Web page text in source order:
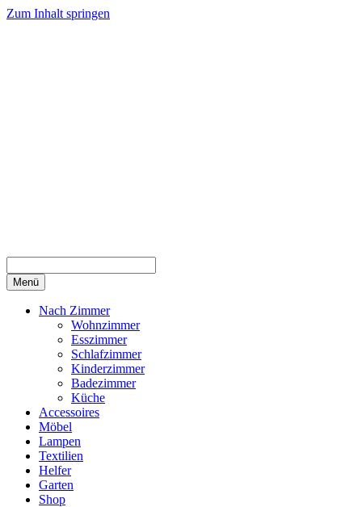
Zum Inhalt springen
Menü
Nach Zimmer
Wohnzimmer
Esszimmer
Schlafzimmer
Kinderzimmer
Badezimmer
Küche
Accessoires
Möbel
Lampen
Textilien
Helfer
Garten
Shop